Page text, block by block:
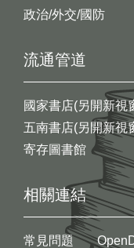
政治/外交/國防
流通管道
國家書店(另開新視
五南書店(另開新視
寄存圖書館
相關連結
常見問題